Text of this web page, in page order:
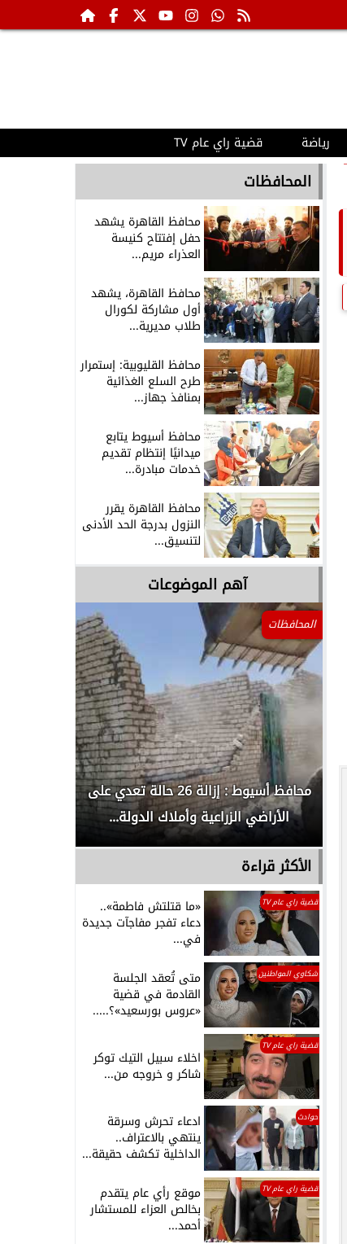
رياضة قضية راي عام TV
المحافظات
محافظ القاهرة يشهد
حفل إفتتاح كنيسة
العذراء مريم...
محافظ القاهرة، يشهد
أول مشاركة لكورال
طلاب مديرية...
محافظ القليوبية: إستمرار
طرح السلع الغذائية
بمنافذ جهاز...
محافظ أسيوط يتابع
ميدانيًا إنتظام تقديم
خدمات مبادرة...
محافظ القاهرة يقرر
النزول بدرجة الحد الأدنى
لتنسيق...
آهم الموضوعات
المحافظات
محافظ أسيوط : إزالة 26 حالة تعدي على
الأراضي الزراعية وأملاك الدولة...
الأكثر قراءة
قضية راي عام TV «ما قتلتش فاطمة»..
دعاء تفجر مفاجآت جديدة
في...
شكاوي المواطنين متى تُعقد الجلسة
القادمة في قضية
«عروس بورسعيد»؟.....
قضية راي عام TV
اخلاء سبيل التيك توكر
شاكر و خروجه من...
حوادث ادعاء تحرش وسرقة
ينتهي بالاعتراف..
الداخلية تكشف حقيقة...
قضية راي عام TV موقع رأي عام يتقدم
بخالص العزاء للمستشار
أحمد...